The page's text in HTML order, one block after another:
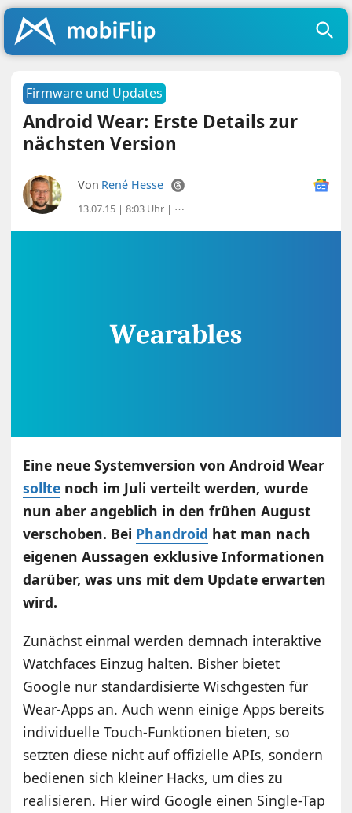
Firmware und Updates
Android Wear: Erste Details zur
nächsten Version
Von René Hesse
13.07.15 | 8:03 Uhr | ⋯
Eine neue Systemversion von Android Wear
sollte noch im Juli verteilt werden, wurde
nun aber angeblich in den frühen August
verschoben. Bei Phandroid hat man nach
eigenen Aussagen exklusive Informationen
darüber, was uns mit dem Update erwarten
wird.
Zunächst einmal werden demnach interaktive
Watchfaces Einzug halten. Bisher bietet
Google nur standardisierte Wischgesten für
Wear-Apps an. Auch wenn einige Apps bereits
individuelle Touch-Funktionen bieten, so
setzten diese nicht auf offizielle APIs, sondern
bedienen sich kleiner Hacks, um dies zu
realisieren. Hier wird Google einen Single-Tap